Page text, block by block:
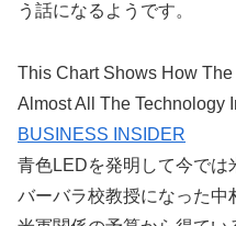
う話になるようです。
This Chart Shows How
Almost All The Technology
BUSINESS INSIDER
青色LEDを発明して今では
バーバラ校教授になった中